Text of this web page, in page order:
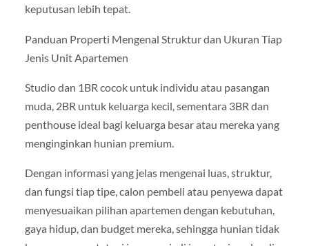
keputusan lebih tepat.
Panduan Properti Mengenal Struktur dan Ukuran Tiap
Jenis Unit Apartemen
Studio dan 1BR cocok untuk individu atau pasangan
muda, 2BR untuk keluarga kecil, sementara 3BR dan
penthouse ideal bagi keluarga besar atau mereka yang
menginginkan hunian premium.
Dengan informasi yang jelas mengenai luas, struktur,
dan fungsi tiap tipe, calon pembeli atau penyewa dapat
menyesuaikan pilihan apartemen dengan kebutuhan,
gaya hidup, dan budget mereka, sehingga hunian tidak